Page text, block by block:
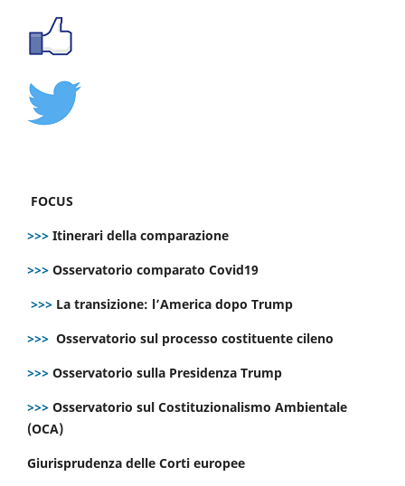
FOCUS
>>> Itinerari della comparazione
>>> Osservatorio comparato Covid19
>>> La transizione: l’America dopo Trump
>>> Osservatorio sul processo costituente cileno
>>> Osservatorio sulla Presidenza Trump
>>> Osservatorio sul Costituzionalismo Ambientale
(OCA)
Giurisprudenza delle Corti europee